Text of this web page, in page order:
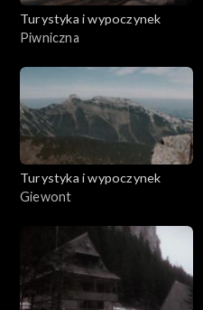
Turystyka i wypoczynek
Piwniczna
Turystyka i wypoczynek
Giewont